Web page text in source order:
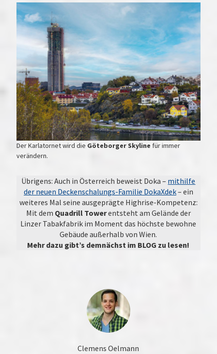
Der Karlatornet wird die Göteborger Skyline für immer
verändern.
Übrigens: Auch in Österreich beweist Doka – mithilfe
der neuen Deckenschalungs-Familie DokaXdek– ein
weiteres Mal seine ausgeprägte Highrise-Kompetenz:
Mit dem Quadrill Towerentsteht am Gelände der
Linzer Tabakfabrik im Moment das höchste bewohne
Gebäude außerhalb von Wien.
Mehr dazu gibt’s demnächst im BLOG zu lesen!
Clemens Oelmann